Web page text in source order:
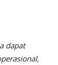
dapat